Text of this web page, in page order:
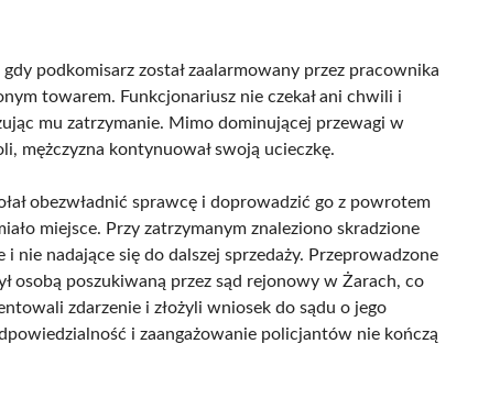
podkomisarz został zaalarmowany przez pracownika
towarem. Funkcjonariusz nie czekał ani chwili i
mu zatrzymanie. Mimo dominującej przewagi w
mężczyzna kontynuował swoją ucieczkę.
obezwładnić sprawcę i doprowadzić go z powrotem
miejsce. Przy zatrzymanym znaleziono skradzione
nie nadające się do dalszej sprzedaży. Przeprowadzone
osobą poszukiwaną przez sąd rejonowy w Żarach, co
zdarzenie i złożyli wniosek do sądu o jego
i zaangażowanie policjantów nie kończą